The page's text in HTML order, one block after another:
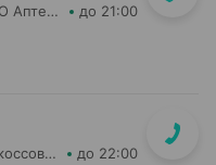
АстраФарма Кладовая здоровья ООО Аптека №9 до 21:00
ФармОстров ООО Аптека №9 на Рокоссовского до 22:00